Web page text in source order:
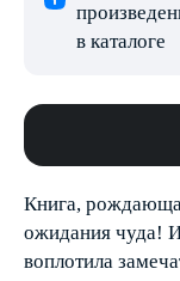
в каталоге
Книга,
ожидания чуда!
воплотила